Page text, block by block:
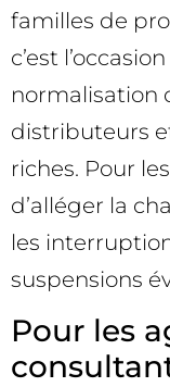
familles de
c’est
normalisation
distributeurs
riches. Pour
d’alléger la
les
suspensions
Pour les